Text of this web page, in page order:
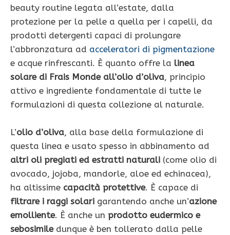
beauty routine legata all’estate, dalla
protezione per la pelle a quella per i capelli, da
prodotti detergenti capaci di prolungare
l’abbronzatura ad acceleratori di pigmentazione
e acque rinfrescanti. È quanto offre la linea
solare di Frais Monde all’olio d’oliva, principio
attivo e ingrediente fondamentale di tutte le
formulazioni di questa collezione al naturale.
L’olio d’oliva, alla base della formulazione di
questa linea e usato spesso in abbinamento ad
altri oli pregiati ed estratti naturali (come olio di
avocado, jojoba, mandorle, aloe ed echinacea),
ha altissime capacità protettive. È capace di
filtrare i raggi solari garantendo anche un’azione
emolliente. È anche un prodotto eudermico e
sebosimiledunque è ben tollerato dalla pelle